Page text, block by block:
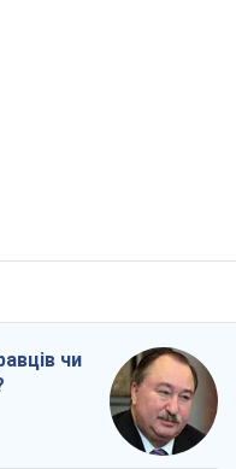
чи